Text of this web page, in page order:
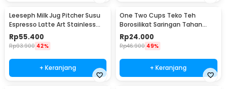
Leeseph Milk Jug Pitcher Susu
Espresso Latte Art Stainless
Steel 600ml - L-2016
Rp55.400
Rp93.900 42%
+ Keranjang
One Two Cups Teko Teh
Borosilikat Saringan Tahan
Panas Teapot 500ml - TP-757
Rp24.000
Rp46.900 49%
+ Keranjang